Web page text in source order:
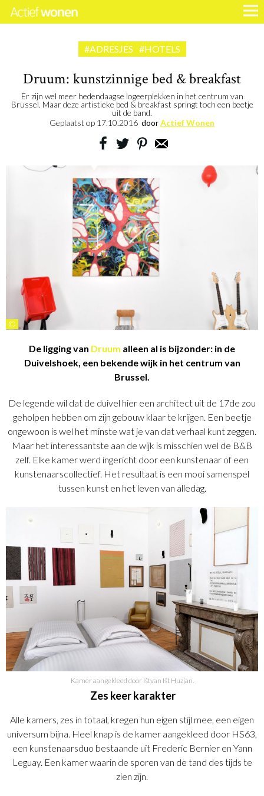
#ADRESJES #HOTELS
Druum: kunstzinnige bed & breakfast
Er zijn wel meer hedendaagse logeerplekken in het centrum van
Brussel. Maar deze artistieke bed & breakfast springt toch een beetje
uit de band.
Geplaatst op 17.10.2016 doorActief Wonen
©
De ligging van Druum alleen al is bijzonder: in de
Duivelshoek, een bekende wijk in het centrum van
Brussel.
De legende wil dat de duivel hier een architect uit de 17de zou
geholpen hebben om zijn gebouw klaar te krijgen. Een beetje
ongewoon is wel het minste wat je van dat verhaal kunt zeggen.
Maar het interessantste aan de wijk is misschien wel de B&B
zelf. Elke kamer werd ingericht door een kunstenaar of een
kunstenaarscollectief. Het resultaat is een mooi samenspel
tussen kunst en het leven van alledag.
Kamer aangekleed door Ištvan Išt Huzjan.
Zes keer karakter
Alle kamers, zes in totaal, kregen hun eigen stijl mee, een eigen
universum bijna. Heel knap is de kamer aangekleed door HS63,
een kunstenaarsduo bestaande uit Frederic Bernier en Yann
Leguay. Een kamer waarin de sporen van de tand des tijds te
zien zijn.